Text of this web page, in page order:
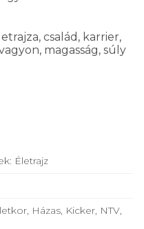
család, karrier,
magasság, súly
Életrajz
Házas, Kicker, NTV,